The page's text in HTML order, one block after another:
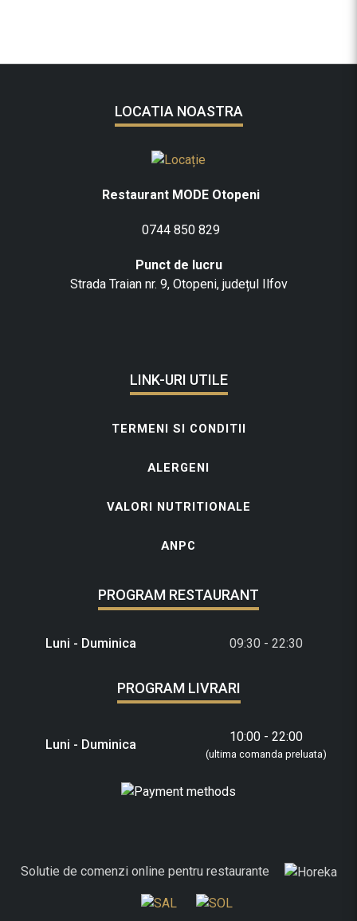
LOCATIA NOASTRA
Restaurant MODE Otopeni
0744 850 829
Punct de lucru
Strada Traian nr. 9, Otopeni, județul Ilfov
LINK-URI UTILE
TERMENI SI CONDITII
ALERGENI
VALORI NUTRITIONALE
ANPC
PROGRAM RESTAURANT
Luni - Duminica 09:30 - 22:30
PROGRAM LIVRARI
Luni - Duminica 10:00 - 22:00
(ultima comanda preluata)
Solutie de comenzi online pentru restaurante